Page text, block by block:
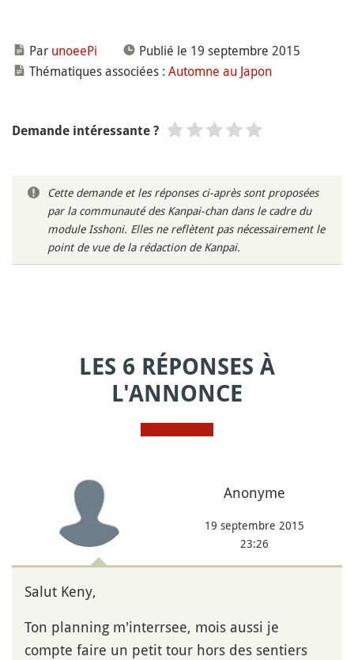
Par unoeePi
Publié le 19 septembre 2015
Thématiques associées : Automne au Japon
Demande intéressante ?
Cette demande et les réponses ci-après sont proposées
par la communauté des Kanpai-chan dans le cadre du
module Isshoni. Elles ne reflètent pas nécessairement le
point de vue de la rédaction de Kanpai.
LES 6 RÉPONSES À
L'ANNONCE
Anonyme
19 septembre 2015
23:26
Salut Keny,
Ton planning m'interrsee, mois aussi je
compte faire un petit tour hors des sentiers